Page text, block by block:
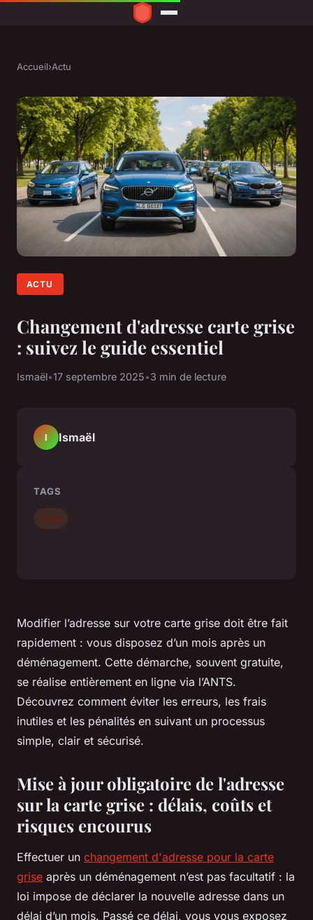
Accueil›Actu
ACTU
Changement d'adresse carte grise
: suivez le guide essentiel
Ismaël•17 septembre 2025•3 min de lecture
Modifier l’adresse sur votre carte grise doit être fait
rapidement : vous disposez d’un mois après un
déménagement. Cette démarche, souvent gratuite,
se réalise entièrement en ligne via l’ANTS.
Découvrez comment éviter les erreurs, les frais
inutiles et les pénalités en suivant un processus
simple, clair et sécurisé.
Mise à jour obligatoire de l'adresse
sur la carte grise : délais, coûts et
risques encourus
Effectuer un changement d'adresse pour la carte
grise après un déménagement n’est pas facultatif : la
loi impose de déclarer la nouvelle adresse dans un
délai d’un mois. Passé ce délai, vous vous exposez
I Ismaël
TAGS
Actu